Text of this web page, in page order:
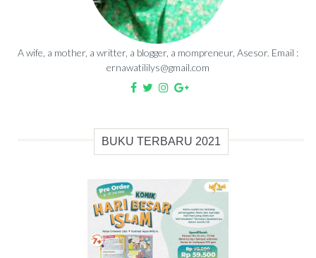
A wife, a mother, a writter, a blogger, a mompreneur, Asesor. Email :
ernawatililys@gmail.com
BUKU TERBARU 2021